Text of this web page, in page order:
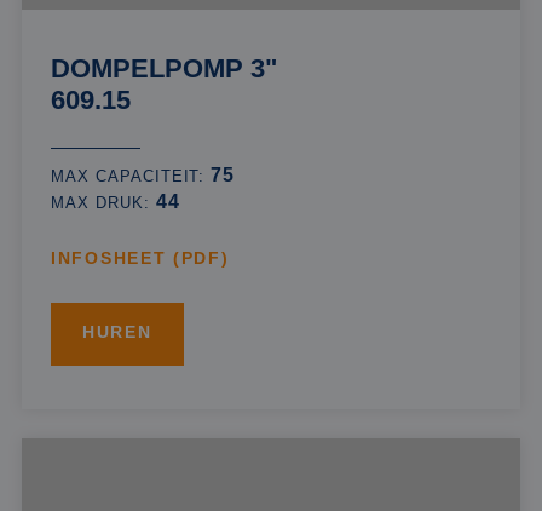
DOMPELPOMP 3"
609.15
MAX CAPACITEIT: 75
MAX DRUK: 44
INFOSHEET (PDF)
HUREN